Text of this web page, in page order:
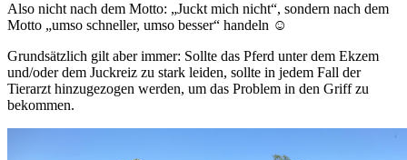
Also nicht nach dem Motto: „Juckt mich nicht“, sondern nach dem
Motto „umso schneller, umso besser“ handeln ☺
Grundsätzlich gilt aber immer: Sollte das Pferd unter dem Ekzem
und/oder dem Juckreiz zu stark leiden, sollte in jedem Fall der
Tierarzt hinzugezogen werden, um das Problem in den Griff zu
bekommen.